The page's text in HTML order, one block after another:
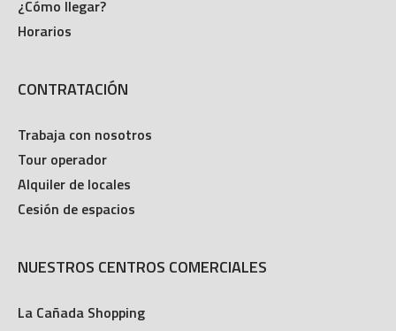
Horarios
Tour operador
Alquiler de locales
Cesión de espacios
Nevada Shopping